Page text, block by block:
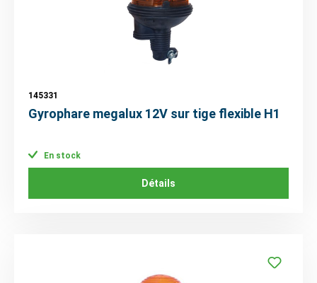
145331
Gyrophare megalux 12V sur tige flexible H1
En stock
Détails